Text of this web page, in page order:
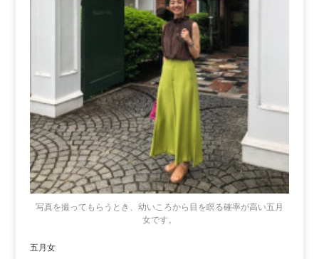
写真を撮ってもらうとき、幼いころから目を瞑る確率が高い五月
女です。
五月女